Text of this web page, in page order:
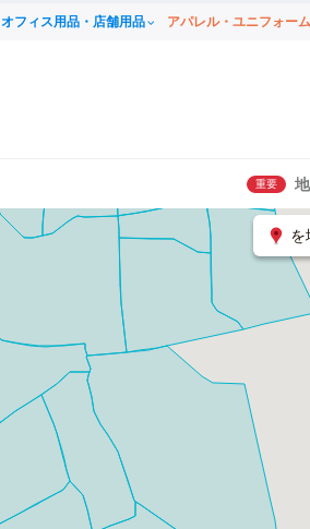
オフィス用品・店舗用品 アパレル・ユニフォーム
重要
を